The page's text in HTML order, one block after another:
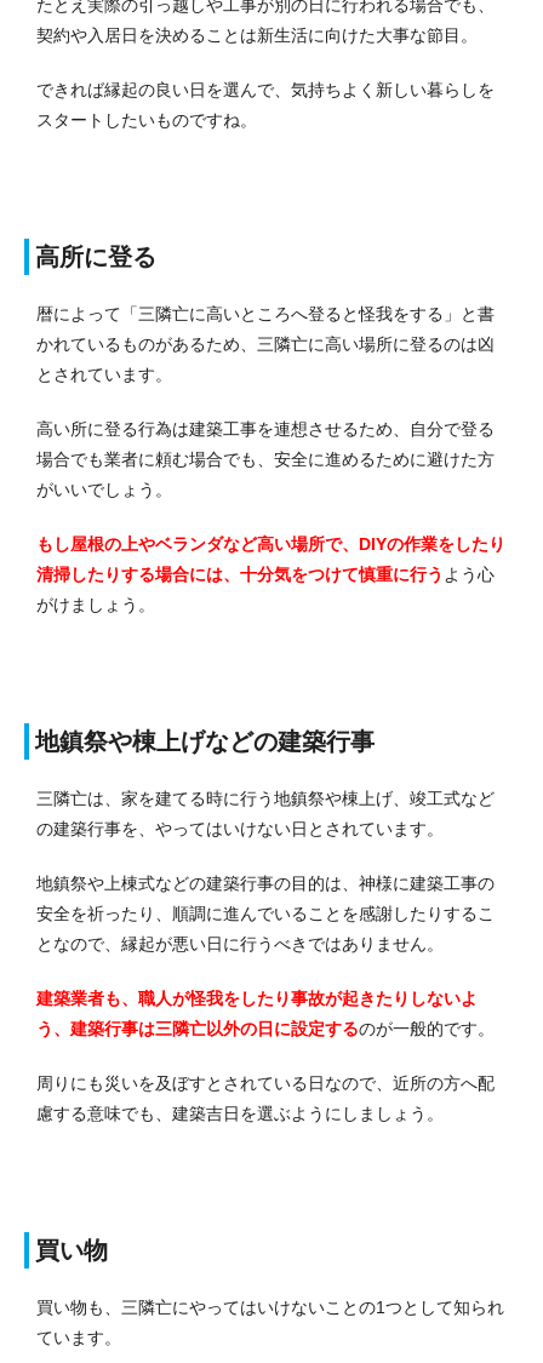
たとえ実際の引っ越しや工事が別の日に行われる場合でも、
契約や入居日を決めることは新生活に向けた大事な節目。
できれば縁起の良い日を選んで、気持ちよく新しい暮らしを
スタートしたいものですね。
高所に登る
暦によって「三隣亡に高いところへ登ると怪我をする」と書
かれているものがあるため、三隣亡に高い場所に登るのは凶
とされています。
高い所に登る行為は建築工事を連想させるため、自分で登る
場合でも業者に頼む場合でも、安全に進めるために避けた方
がいいでしょう。
もし屋根の上やベランダなど高い場所で、DIYの作業をしたり
清掃したりする場合には、十分気をつけて慎重に行う よう心
がけましょう。
地鎮祭や棟上げなどの建築行事
三隣亡は、家を建てる時に行う地鎮祭や棟上げ、竣工式など
の建築行事を、やってはいけない日とされています。
地鎮祭や上棟式などの建築行事の目的は、神様に建築工事の
安全を祈ったり、順調に進んでいることを感謝したりするこ
となので、縁起が悪い日に行うべきではありません。
建築業者も、職人が怪我をしたり事故が起きたりしないよ
う、建築行事は三隣亡以外の日に設定するのが一般的です。
周りにも災いを及ぼすとされている日なので、近所の方へ配
慮する意味でも、建築吉日を選ぶようにしましょう。
買い物
買い物も、三隣亡にやってはいけないことの1つとして知られ
ています。